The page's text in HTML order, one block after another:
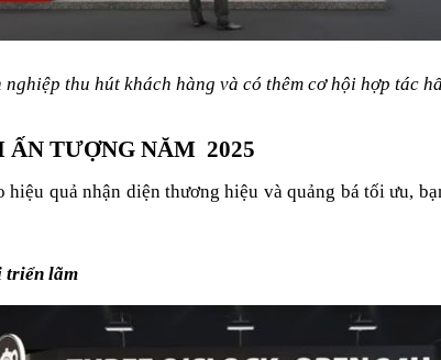
thu hút khách hàng và có thêm cơ hội hợp tác
TƯỢNG NĂM 2025
hiệu quả nhận diện thương hiệu và quảng bá tối ưu,
triển lãm